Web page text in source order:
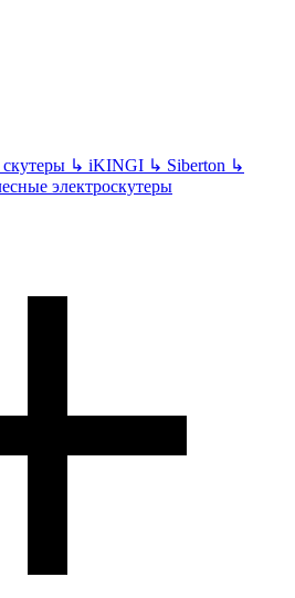
↳ iKINGI ↳ Siberton ↳
электроскутеры